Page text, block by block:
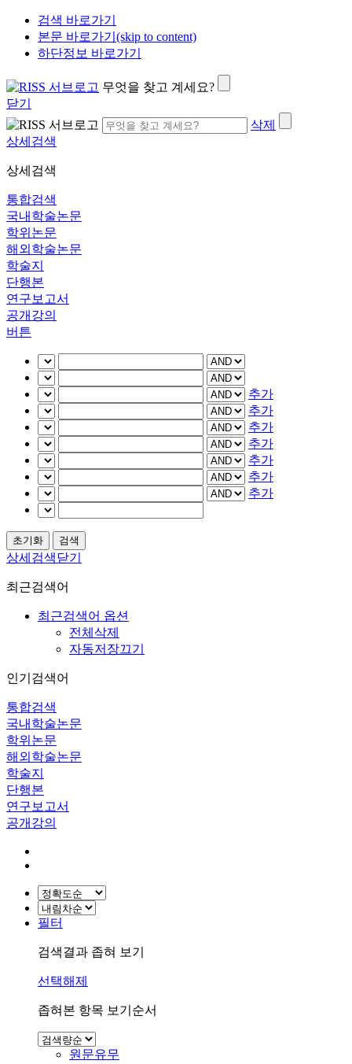
검색 바로가기
본문 바로가기(skip to content)
하단정보 바로가기
무엇을 찾고 계세요?
닫기
삭제
상세검색
상세검색
통합검색
국내학술논문
학위논문
해외학술논문
학술지
단행본
연구보고서
공개강의
버튼
추가
추가
추가
추가
추가
추가
추가
상세검색닫기
최근검색어
최근검색어 옵션
전체삭제
자동저장끄기
인기검색어
통합검색
국내학술논문
학위논문
해외학술논문
학술지
단행본
연구보고서
공개강의
필터
검색결과 좁혀 보기
선택해제
좁혀본 항목 보기순서
원문유무